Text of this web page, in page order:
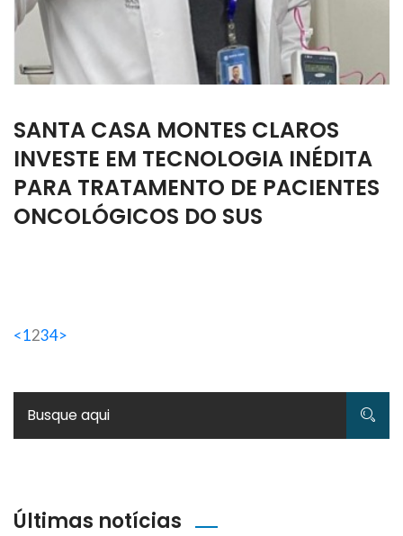
SANTA CASA MONTES CLAROS
INVESTE EM TECNOLOGIA INÉDITA
PARA TRATAMENTO DE PACIENTES
ONCOLÓGICOS DO SUS
<1234>
Últimas notícias